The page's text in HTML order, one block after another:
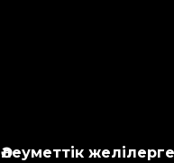
Әлеуметтік